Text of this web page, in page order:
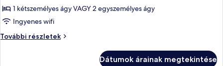
megtekintése:
Deluxe
terasz
1 kétszemélyes ágy VAGY 2 egyszemélyes ágy
Ingyenes wifi
További részletek
Deluxe
Dátumok árainak megtekintése